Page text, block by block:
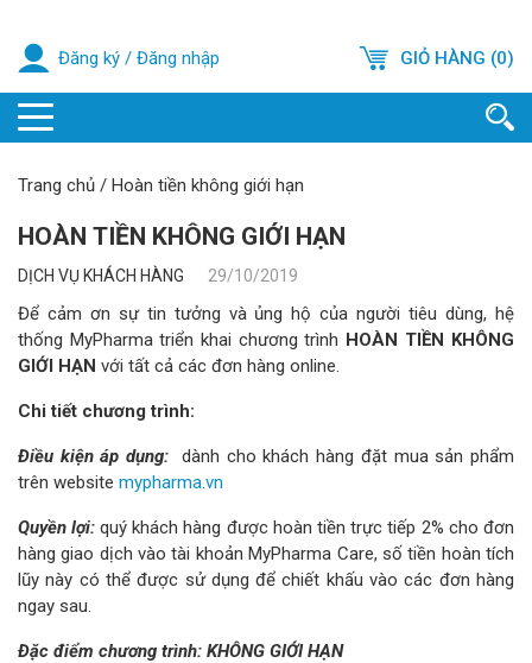
Đăng ký / Đăng nhập GIỎ HÀNG (0)
Trang chủ / Hoàn tiền không giới hạn
HOÀN TIỀN KHÔNG GIỚI HẠN
DỊCH VỤ KHÁCH HÀNG 29/10/2019
Để cảm ơn sự tin tưởng và ủng hộ của người tiêu dùng, hệ
thống MyPharma triển khai chương trình HOÀN TIỀN KHÔNG
GIỚI HẠN với tất cả các đơn hàng online.
Chi tiết chương trình:
Điều kiện áp dụng:
dành cho khách hàng đặt mua sản phẩm
trên website mypharma.vn
Quyền lợi: quý khách hàng được hoàn tiền trực tiếp 2% cho đơn
hàng giao dịch vào tài khoản MyPharma Care, số tiền hoàn tích
lũy này có thể được sử dụng để chiết khấu vào các đơn hàng
ngay sau.
Đặc điểm chương trình: KHÔNG GIỚI HẠN